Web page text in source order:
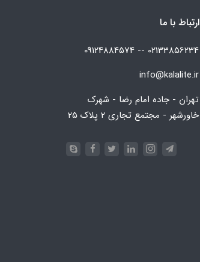
ارتباط با ما
02133856234 -- 09124884574
info@kalalite.ir
تهران - جاده امام رضا - شهرک
خاورشهر - مجتمع تجاری 2 پلاک 25